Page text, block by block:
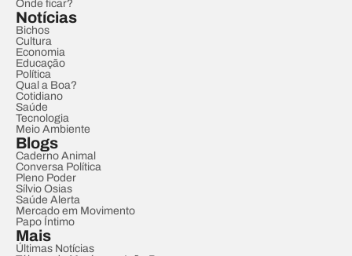
Onde ficar?
Notícias
Bichos
Cultura
Economia
Educação
Política
Qual a Boa?
Cotidiano
Saúde
Tecnologia
Meio Ambiente
Blogs
Caderno Animal
Conversa Política
Pleno Poder
Sílvio Osias
Saúde Alerta
Mercado em Movimento
Papo Íntimo
Mais
Últimas Notícias